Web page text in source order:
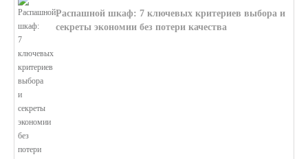
Распашной шкаф: 7 ключевых критериев выбора и
секреты экономии без потери качества